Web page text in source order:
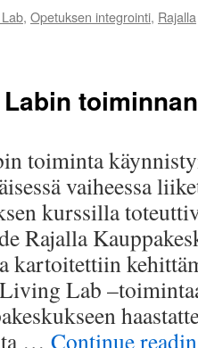
, Opetuksen integrointi, Rajalla
toiminta
vaiheessa
kurssilla
Rajalla
kartoitettiin
Lab
… Continue